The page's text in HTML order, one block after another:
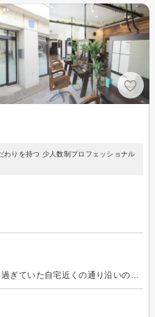
りを持つ 少人数制プロフェッショナル